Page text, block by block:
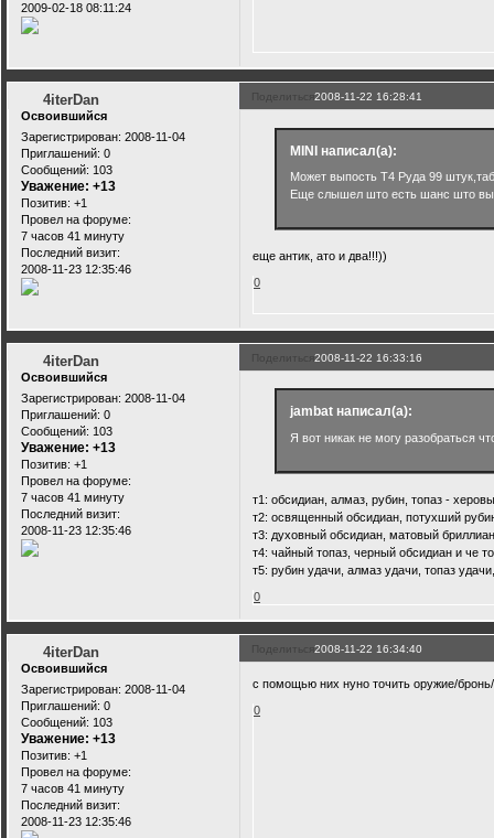
2009-02-18 08:11:24
Поделиться2008-11-22 16:28:41
4iterDan
Освоившийся
Зарегистрирован: 2008-11-04
Приглашений: 0
Сообщений: 103
Уважение: +13
Позитив: +1
Провел на форуме:
7 часов 41 минуту
Последний визит:
2008-11-23 12:35:46
MINI написал(а):
Может выпость Т4 Руда 99
Еще слышел што есть шанс што
еще антик, ато и два!!!))
0
Поделиться2008-11-22 16:33:16
4iterDan
Освоившийся
Зарегистрирован: 2008-11-04
Приглашений: 0
Сообщений: 103
Уважение: +13
Позитив: +1
Провел на форуме:
7 часов 41 минуту
Последний визит:
2008-11-23 12:35:46
jambat написал(а):
Я вот никак не могу разобраться
т1: обсидиан, алмаз, рубин, топаз -
т2: освященный обсидиан, потухший
т3: духовный обсидиан, матовый
т4: чайный топаз, черный обсидиан и че
т5: рубин удачи, алмаз удачи, топаз
0
Поделиться2008-11-22 16:34:40
4iterDan
Освоившийся
Зарегистрирован: 2008-11-04
Приглашений: 0
Сообщений: 103
Уважение: +13
Позитив: +1
Провел на форуме:
7 часов 41 минуту
Последний визит:
2008-11-23 12:35:46
с помощью них нуно точить оружие/
0